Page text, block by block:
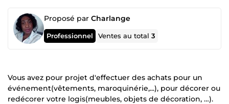
Proposé par Charlange
Professionnel Ventes au total3
Vous avez pour projet d'effectuer des achats pour un
événement(vêtements, maroquinérie,...), pour décorer ou
redécorer votre logis(meubles, objets de décoration, …).